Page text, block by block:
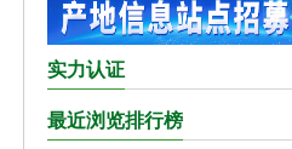
实力认证
最近浏览排行榜